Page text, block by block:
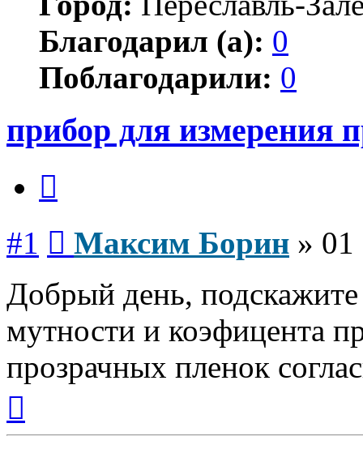
Благодарил (а): 0
Поблагодарили: 0
прибор для измерения
#1 Максим Борин » 01
Добрый день,
мутности и коэфицента
прозрачных пленок
началу